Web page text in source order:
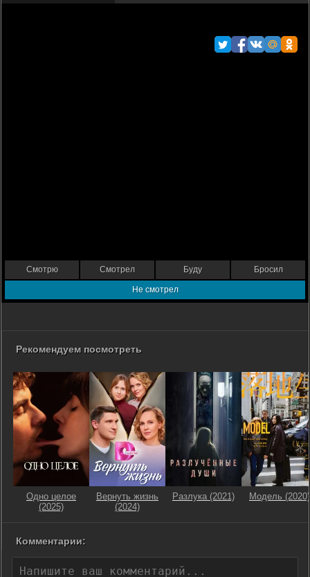
Смотрю Смотрел Буду Бросил
Не смотрел
Рекомендуем посмотреть
Одно целое
(2025)
Вернуть жизнь
(2024)
Разлука (2021) Модель (2020)
Комментарии: